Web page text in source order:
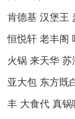
肯德基 汉堡王
恒悦轩 老丰阁
火锅 来天华
亚大包 东方既
丰 大食代 真